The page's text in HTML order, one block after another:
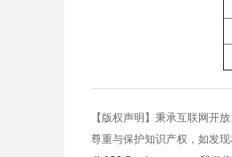
【版权声明】秉承互联网开
尊重与保护知识产权，如发